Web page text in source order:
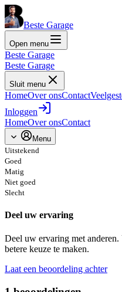
Beste Garage
Open menu
Beste Garage
Beste Garage
Sluit menu
HomeOver onsContact
Inloggen
HomeOver onsContact
Menu
Uitstekend
Goed
Matig
Niet goed
Slecht
Deel uw ervaring
Deel uw ervaring met
betere keuze te maken.
Laat een beoordeling achter